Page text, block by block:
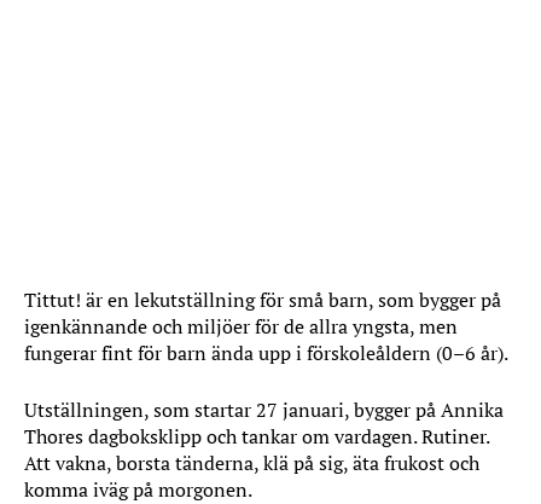
Tittut! är en lekutställning för små barn, som bygger på
igenkännande och miljöer för de allra yngsta, men
fungerar fint för barn ända upp i förskoleåldern (0–6 år).
Utställningen, som startar 27 januari, bygger på Annika
Thores dagboksklipp och tankar om vardagen. Rutiner.
Att vakna, borsta tänderna, klä på sig, äta frukost och
komma iväg på morgonen.